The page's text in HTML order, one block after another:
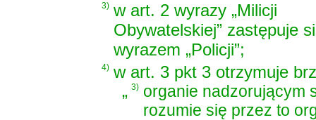
3) w art. 2 wyrazy „Milicji
Obywatelskiej” zastępuje
wyrazem „Policji”;
4) w art. 3 pkt 3 otrzymuje
„3) organie nadzorującym
rozumie się przez to